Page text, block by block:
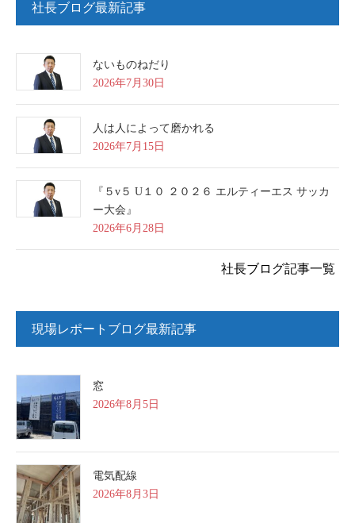
社長ブログ最新記事
ないものねだり
2026年7月30日
人は人によって磨かれる
2026年7月15日
『５v５ U１０ ２０２６ エルティーエス サッカ
ー大会』
2026年6月28日
社長ブログ記事一覧
現場レポートブログ最新記事
窓
2026年8月5日
電気配線
2026年8月3日